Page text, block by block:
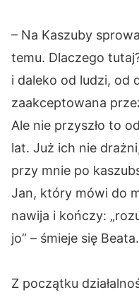
– Na Kaszuby
temu. Dlaczego
i daleko od ludzi, od
zaakceptowana
Ale nie przyszło to
lat. Już ich nie
przy mnie po
Jan, który mówi do
nawija i kończy:
jo” – śmieje się Beata.
Z początku